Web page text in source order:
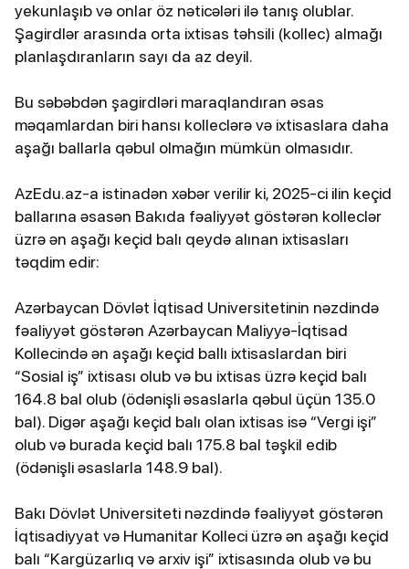
yekunlaşıb və onlar öz nəticələri ilə tanış olublar.
Şagirdlər arasında orta ixtisas təhsili (kollec) almağı
planlaşdıranların sayı da az deyil.
Bu səbəbdən şagirdləri maraqlandıran əsas
məqamlardan biri hansı kolleclərə və ixtisaslara daha
aşağı ballarla qəbul olmağın mümkün olmasıdır.
AzEdu.az-a istinadən xəbər verilir ki, 2025-ci ilin keçid
ballarına əsasən Bakıda fəaliyyət göstərən kolleclər
üzrə ən aşağı keçid balı qeydə alınan ixtisasları
təqdim edir:
Azərbaycan Dövlət İqtisad Universitetinin nəzdində
fəaliyyət göstərən Azərbaycan Maliyyə-İqtisad
Kollecində ən aşağı keçid ballı ixtisaslardan biri
“Sosial iş” ixtisası olub və bu ixtisas üzrə keçid balı
164.8 bal olub (ödənişli əsaslarla qəbul üçün 135.0
bal). Digər aşağı keçid balı olan ixtisas isə “Vergi işi”
olub və burada keçid balı 175.8 bal təşkil edib
(ödənişli əsaslarla 148.9 bal).
Bakı Dövlət Universiteti nəzdində fəaliyyət göstərən
İqtisadiyyat və Humanitar Kolleci üzrə ən aşağı keçid
balı “Kargüzarlıq və arxiv işi” ixtisasında olub və bu